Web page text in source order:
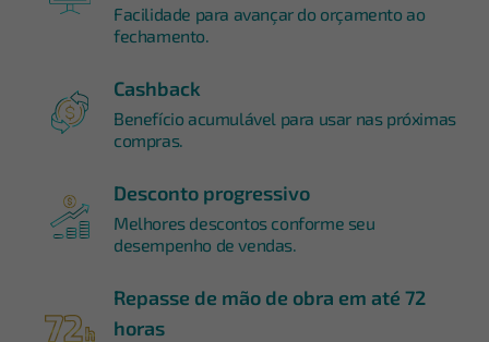
Facilidade para avançar do orçamento ao
fechamento.
Cashback
Benefício acumulável para usar nas próximas
compras.
Desconto progressivo
Melhores descontos conforme seu
desempenho de vendas.
Repasse de mão de obra em até 72
horas